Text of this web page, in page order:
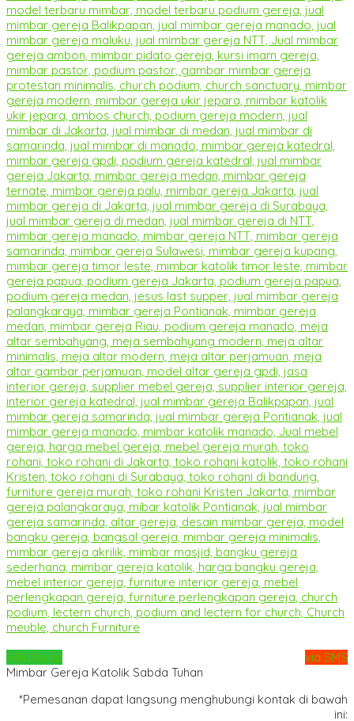
Whatsapp
via SMS
Mimbar Gereja Katolik Sabda Tuhan
*Pemesanan dapat langsung menghubungi kontak di bawah
ini: